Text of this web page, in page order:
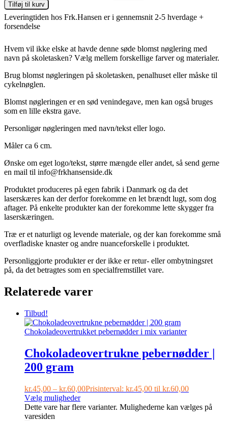
Tilføj til kurv
Leveringtiden hos Frk.Hansen er i gennemsnit 2-5 hverdage +
forsendelse
Hvem vil ikke elske at havde denne søde blomst nøglering med
navn på skoletasken? Vælg mellem forskellige farver og materialer.
Brug blomst nøgleringen på skoletasken, penalhuset eller måske til
cykelnøglen.
Blomst nøgleringen er en sød venindegave, men kan også bruges
som en lille ekstra gave.
Personligør nøgleringen med navn/tekst eller logo.
Måler ca 6 cm.
Ønske om eget logo/tekst, større mængde eller andet, så send gerne
en mail til info@frkhansenside.dk
Produktet produceres på egen fabrik i Danmark og da det
laserskæres kan der derfor forekomme en let brændt lugt, som dog
aftager. På enkelte produkter kan der forekomme lette skygger fra
laserskæringen.
Træ er et naturligt og levende materiale, og der kan forekomme små
overfladiske knaster og andre nuanceforskelle i produktet.
Personliggjorte produkter er der ikke er retur- eller ombytningsret
på, da det betragtes som en specialfremstillet vare.
Relaterede varer
Tilbud!
Chokoladeovertrukne pebernødder |
200 gram
kr.45,00 – kr.60,00Prisinterval: kr.45,00 til kr.60,00
Vælg muligheder
Dette vare har flere varianter. Mulighederne kan vælges på
varesiden